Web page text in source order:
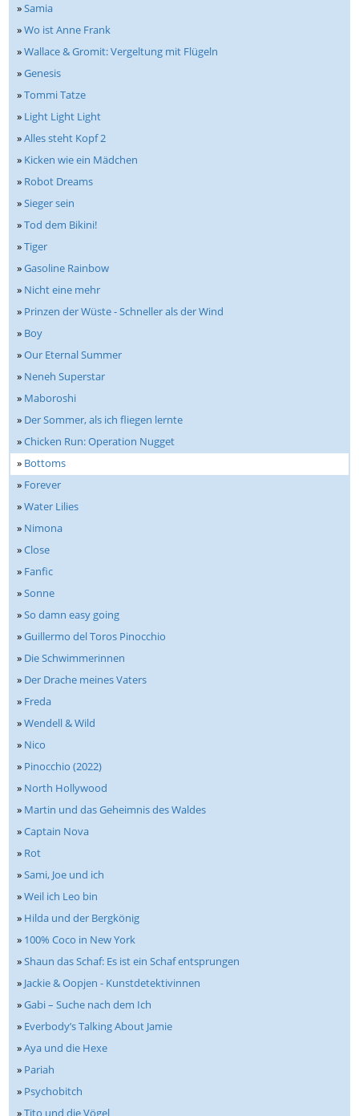
»Samia
»Wo ist Anne Frank
»Wallace & Gromit: Vergeltung mit Flügeln
»Genesis
»Tommi Tatze
» Light Light Light
»Alles steht Kopf 2
» Kicken wie ein Mädchen
» Robot Dreams
»Sieger sein
»Tod dem Bikini!
»Tiger
»Gasoline Rainbow
» Nicht eine mehr
» Prinzen der Wüste - Schneller als der Wind
» Boy
»Our Eternal Summer
» Neneh Superstar
» Maboroshi
» Der Sommer, als ich fliegen lernte
»Chicken Run: Operation Nugget
» Bottoms
» Forever
»Water Lilies
» Nimona
»Close
» Fanfic
»Sonne
»So damn easy going
»Guillermo del Toros Pinocchio
» Die Schwimmerinnen
» Der Drache meines Vaters
» Freda
»Wendell & Wild
» Nico
» Pinocchio (2022)
» North Hollywood
» Martin und das Geheimnis des Waldes
»Captain Nova
» Rot
»Sami, Joe und ich
»Weil ich Leo bin
» Hilda und der Bergkönig
» 100% Coco in New York
»Shaun das Schaf: Es ist ein Schaf entsprungen
» Jackie & Oopjen - Kunstdetektivinnen
»Gabi – Suche nach dem Ich
» Everbody’s Talking About Jamie
»Aya und die Hexe
» Pariah
» Psychobitch